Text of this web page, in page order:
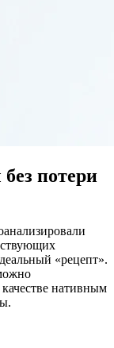
потери
«рецепт».
нативным